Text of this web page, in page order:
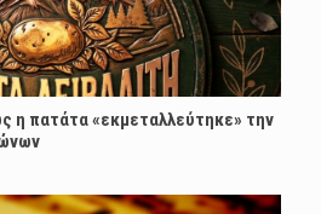
η πατάτα «εκμεταλλεύτηκε» την